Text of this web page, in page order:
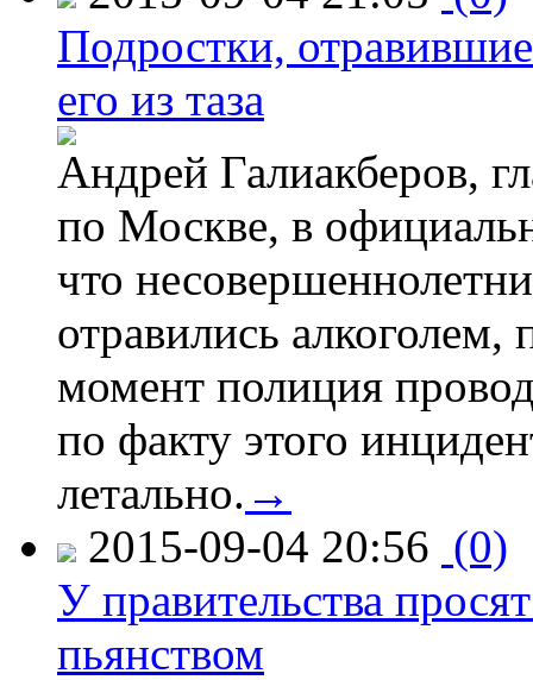
Подростки,
его из таза
Андрей Галиакберов,
по Москве, в
что
отравились
момент полиция
по факту этого
летально. →
2015-09-04 20:56 (0)
У правительства
пьянством